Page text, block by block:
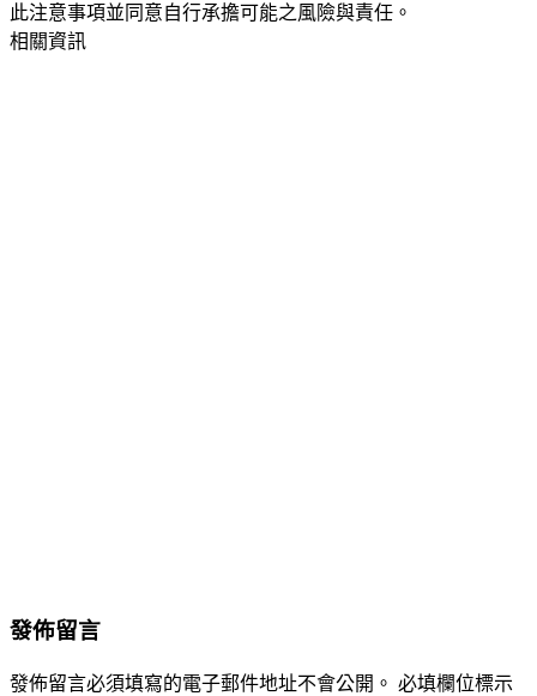
此注意事項並同意自行承擔可能之風險與責任。
相關資訊
發佈留言
發佈留言必須填寫的電子郵件地址不會公開。 必填欄位標示